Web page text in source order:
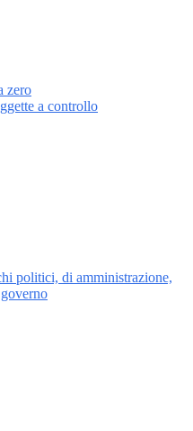
zero
a controllo
politici, di amministrazione,